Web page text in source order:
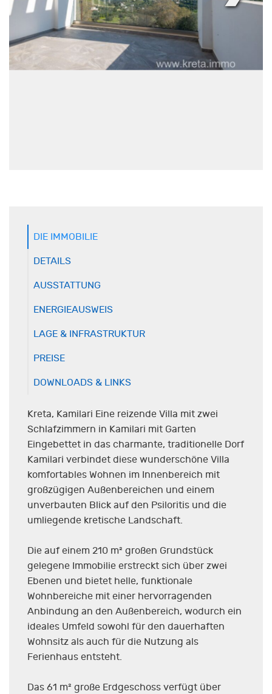
DIE IMMOBILIE
DETAILS
AUSSTATTUNG
ENERGIEAUSWEIS
LAGE & INFRASTRUKTUR
PREISE
DOWNLOADS & LINKS
Kreta, Kamilari Eine reizende Villa mit zwei
Schlafzimmern in Kamilari mit Garten
Eingebettet in das charmante, traditionelle Dorf
Kamilari verbindet diese wunderschöne Villa
komfortables Wohnen im Innenbereich mit
großzügigen Außenbereichen und einem
unverbauten Blick auf den Psiloritis und die
umliegende kretische Landschaft.
Die auf einem 210 m² großen Grundstück
gelegene Immobilie erstreckt sich über zwei
Ebenen und bietet helle, funktionale
Wohnbereiche mit einer hervorragenden
Anbindung an den Außenbereich, wodurch ein
ideales Umfeld sowohl für den dauerhaften
Wohnsitz als auch für die Nutzung als
Ferienhaus entsteht.
Das 61 m² große Erdgeschoss verfügt über